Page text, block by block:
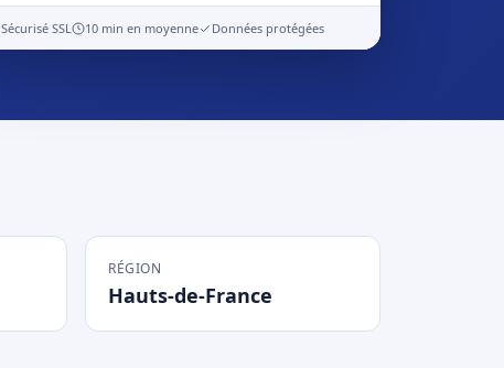
Sécurisé SSL 10 min en moyenne Données protégées
RÉGION
Hauts-de-France